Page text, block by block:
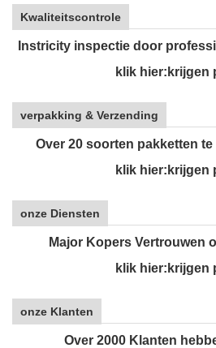
Kwaliteitscontrole
Instricity inspectie door
klik hier:krijgen
verpakking & Verzending
Over 20 soorten pakketten
klik hier:krijgen
onze Diensten
Major Kopers Vertrouwen
klik hier:krijgen
onze Klanten
Over 2000 Klanten